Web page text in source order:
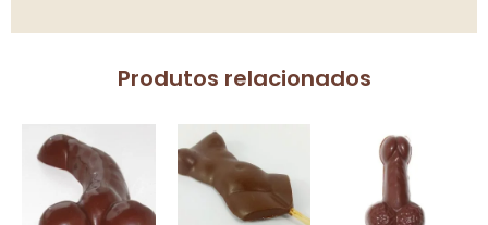
Produtos relacionados